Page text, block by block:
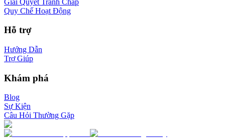
Quy Chế Hoạt Động
Hỗ trợ
Hướng Dẫn
Trợ Giúp
Khám phá
Blog
Sự Kiện
Câu Hỏi Thường Gặp